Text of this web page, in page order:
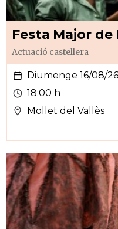
Festa Major
Actuació castellera
Diumenge 16/08/26
18:00 h
Mollet del Vallès